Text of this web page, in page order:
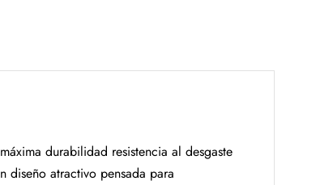
durabilidad resistencia al desgaste
diseño atractivo pensada para